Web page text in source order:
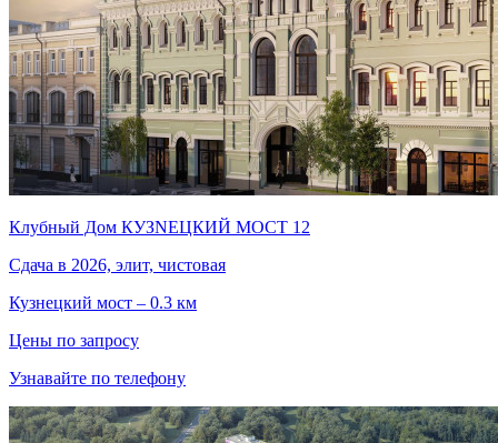
Клубный Дом КУЗNЕЦКИЙ МОСТ 12
Сдача в 2026, элит, чистовая
Кузнецкий мост – 0.3 км
Цены по запросу
Узнавайте по телефону